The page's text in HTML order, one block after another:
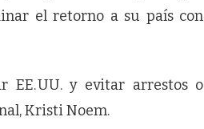
el retorno a su país con
EE. UU. y evitar arrestos o
Kristi Noem.